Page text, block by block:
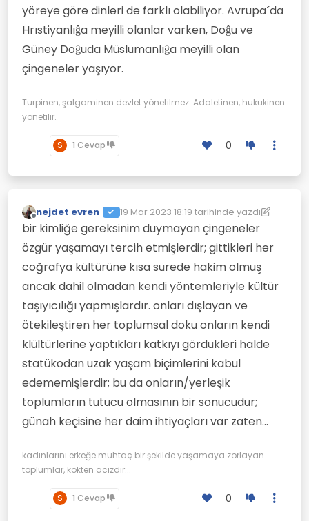
yöreye göre dinleri de farklı olabiliyor. Avrupa´da
Hrıstiyanlıĝa meyilli olanlar varken, Doĝu ve
Güney Doĝuda Müslümanlıĝa meyilli olan
çingeneler yaşıyor.
Turpinen, şalgaminen devlet yönetilmez. Adaletinen, hukukinen
yönetilir.
S 1 Cevap 0
Çevrimdışı
nejdet evren 19 Mar 2023 18:19 tarihinde yazdı
Son düzenleyen: nejdet evren
bir kimliğe gereksinim duymayan çingeneler
özgür yaşamayı tercih etmişlerdir; gittikleri her
coğrafya kültürüne kısa sürede hakim olmuş
ancak dahil olmadan kendi yöntemleriyle kültür
taşıyıcılığı yapmışlardır. onları dışlayan ve
ötekileştiren her toplumsal doku onların kendi
klültürlerine yaptıkları katkıyı gördükleri halde
statükodan uzak yaşam biçimlerini kabul
edememişlerdir; bu da onların/yerleşik
toplumların tutucu olmasının bir sonucudur;
günah keçisine her daim ihtiyaçları var zaten...
kadınlarını erkeğe muhtaç bir şekilde yaşamaya zorlayan
toplumlar, kökten acizdir...
S 1 Cevap 0